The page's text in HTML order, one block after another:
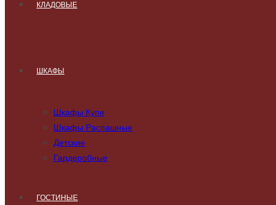
КЛАДОВЫЕ
ШКАФЫ
Шкафы Купе
Шкафы Распашные
Детские
Гардеробные
ГОСТИНЫЕ